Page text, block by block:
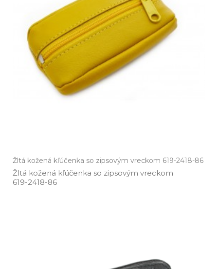
Žltá kožená kľúčenka so zipsovým vreckom 619-2418-86
Žltá kožená kľúčenka so zipsovým vreckom
619­-2418­-86